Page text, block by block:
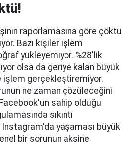
raporlamasına göre çöktü
Bazı kişiler işlem
yükleyemiyor. %28'lik
olsa da geriye kalan büyük
işlem gerçekleştiremiyor.
ne zaman çözüleceğini
sahip olduğu
sıkıntı
yaşaması büyük
bir sorunun aksine